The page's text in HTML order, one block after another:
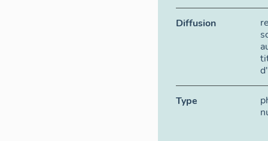
Diffusion
Type